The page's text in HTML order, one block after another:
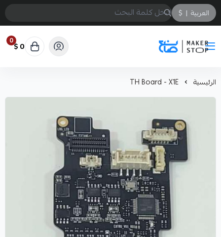
العربية |
$
صانع
0 0 $
الرئيسية TH Board - X1E